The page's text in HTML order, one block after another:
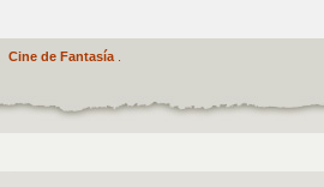
Cine de Fantasía.